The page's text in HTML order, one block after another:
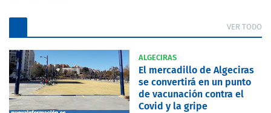
VER TODO
ALGECIRAS
El mercadillo de Algeciras
se convertirá en un punto
de vacunación contra el
Covid y la gripe